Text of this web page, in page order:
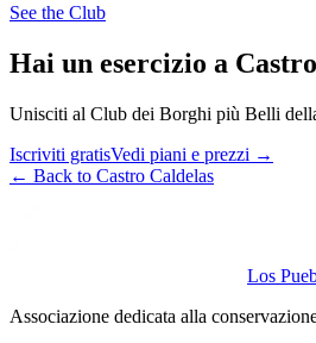
See the Club
Hai un esercizio a
Unisciti al Club dei Borghi più Belli
Iscriviti gratisVedi piani e prezzi →
← Back to Castro Caldelas
Los
Associazione dedicata alla